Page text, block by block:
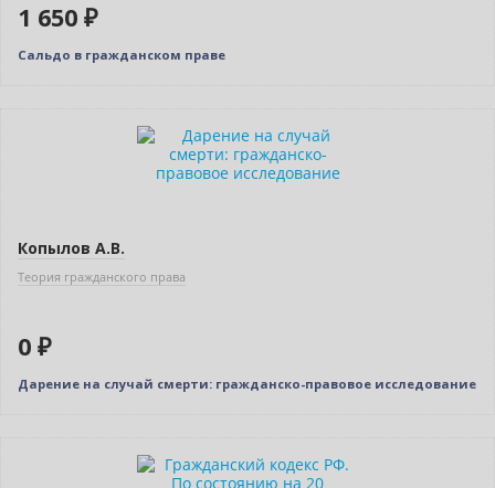
1 650 ₽
Сальдо в гражданском праве
Копылов А.В.
Теория гражданского права
0 ₽
Дарение на случай смерти: гражданско-правовое исследование